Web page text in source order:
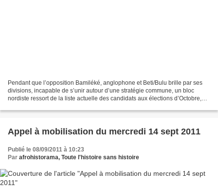
Pendant que l’opposition Bamiléké, anglophone et Beti/Bulu brille par ses
divisions, incapable de s’unir autour d’une stratégie commune, un bloc
nordiste ressort de la liste actuelle des candidats aux élections d’Octobre,
Appel à mobilisation du mercredi 14 sept 2011
Publié le 08/09/2011 à 10:23
Par afrohistorama, Toute l'histoire sans histoire